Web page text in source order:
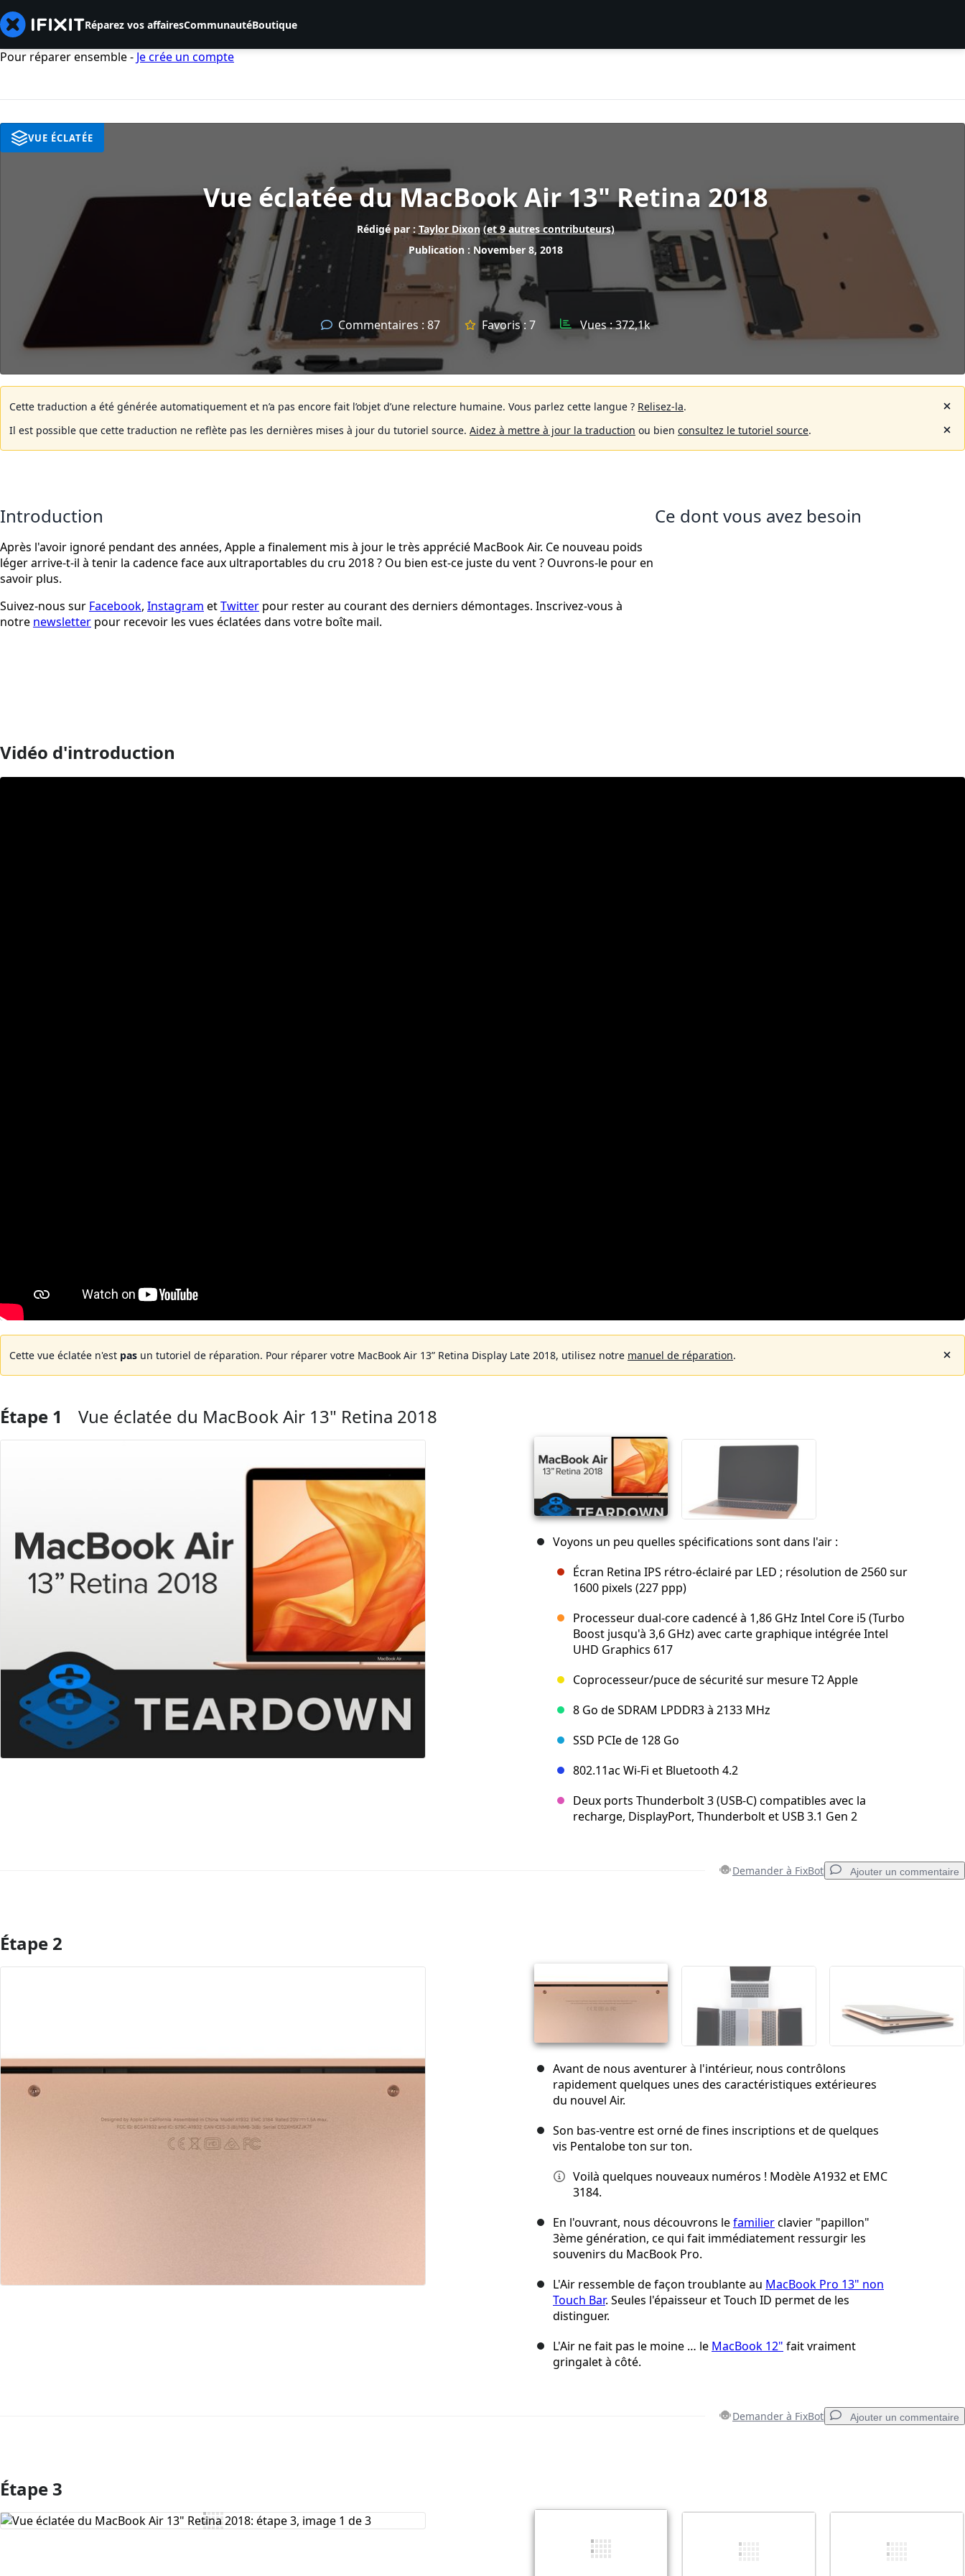
Réparez vos affairesCommunautéBoutique
Pour réparer ensemble - Je crée un compte
Cette traduction a été générée automatiquement et n’a pas encore fait l’objet d’une relecture humaine. Vous parlez cette langue ? Relisez-la.
Il est possible que cette traduction ne reflète pas les dernières mises à jour du tutoriel source. Aidez à mettre à jour la traduction ou bien consultez le tutoriel source.
Vue éclatée du MacBook Air 13" Retina 2018
Rédigé par : Taylor Dixon (et 9 autres contributeurs)
Publication : November 8, 2018
Commentaires : 87 Favoris : 7 Vues :372,1k
VUE ÉCLATÉE
Introduction
Après l'avoir ignoré pendant des années, Apple a finalement mis à jour le très apprécié MacBook Air. Ce nouveau poids
léger arrive-t-il à tenir la cadence face aux ultraportables du cru 2018 ? Ou bien est-ce juste du vent ? Ouvrons-le pour en
savoir plus.
Suivez-nous sur Facebook, Instagram etTwitter pour rester au courant des derniers démontages. Inscrivez-vous à
notre newsletter pour recevoir les vues éclatées dans votre boîte mail.
Ce dont vous avez besoin
Vidéo d'introduction
Cette vue éclatée n'est pas un tutoriel de réparation. Pour réparer votre MacBook Air 13” Retina Display Late 2018, utilisez notre manuel de réparation.
Étape 1 Vue éclatée du MacBook Air 13" Retina 2018
Voyons un peu quelles spécifications sont dans l'air :
Écran Retina IPS rétro-éclairé par LED ; résolution de 2560 sur
1600 pixels (227 ppp)
Processeur dual-core cadencé à 1,86 GHz Intel Core i5 (Turbo
Boost jusqu'à 3,6 GHz) avec carte graphique intégrée Intel
UHD Graphics 617
Coprocesseur/puce de sécurité sur mesure T2 Apple
8 Go de SDRAM LPDDR3 à 2133 MHz
SSD PCIe de 128 Go
802.11ac Wi-Fi et Bluetooth 4.2
Deux ports Thunderbolt 3 (USB-C) compatibles avec la
recharge, DisplayPort, Thunderbolt et USB 3.1 Gen 2
Demander à FixBot Ajouter un commentaire
Ajouter un commentaire
Annuler Publier un commentaire
Étape 2
Avant de nous aventurer à l'intérieur, nous contrôlons
rapidement quelques unes des caractéristiques extérieures
du nouvel Air.
Son bas-ventre est orné de fines inscriptions et de quelques
vis Pentalobe ton sur ton.
Voilà quelques nouveaux numéros ! Modèle A1932 et EMC
3184.
En l'ouvrant, nous découvrons lefamilierclavier "papillon"
3ème génération, ce qui fait immédiatement ressurgir les
souvenirs du MacBook Pro.
L'Air ressemble de façon troublante au MacBook Pro 13" non
Touch Bar. Seules l'épaisseur et Touch ID permet de les
distinguer.
L'Air ne fait pas le moine … le MacBook 12" fait vraiment
gringalet à côté.
Demander à FixBot Ajouter un commentaire
Ajouter un commentaire
Publier un commentaire
Étape 3